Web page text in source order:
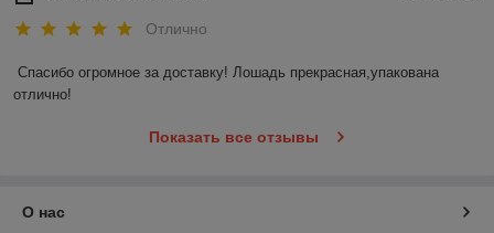
Отлично
Спасибо огромное за доставку! Лошадь прекрасная,упакована
отлично!
Показать все отзывы
О нас